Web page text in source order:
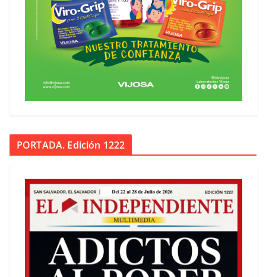
PORTADA. Edición 1222